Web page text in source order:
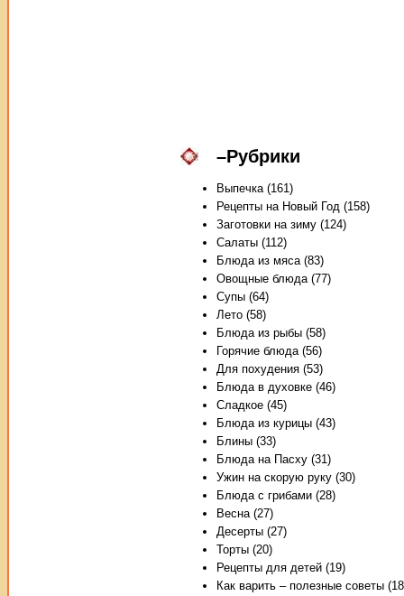
–Рубрики
Выпечка (161)
Рецепты на Новый Год (158)
Заготовки на зиму (124)
Салаты (112)
Блюда из мяса (83)
Овощные блюда (77)
Супы (64)
Лето (58)
Блюда из рыбы (58)
Горячие блюда (56)
Для похудения (53)
Блюда в духовке (46)
Сладкое (45)
Блюда из курицы (43)
Блины (33)
Блюда на Пасху (31)
Ужин на скорую руку (30)
Блюда с грибами (28)
Весна (27)
Десерты (27)
Торты (20)
Рецепты для детей (19)
Как варить – полезные советы